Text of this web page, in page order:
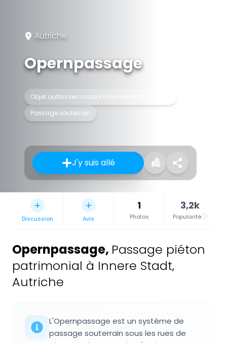
Autriche
Opernpassage
Objet autrichien classé monument historique
Passage souterrain
J'y suis allé
Discussion Avis
1
Photos
3,2k
Popularité
Opernpassage, Passage piéton
patrimonial à Innere Stadt,
Autriche
L'Opernpassage est un système de
passage souterrain sous les rues de